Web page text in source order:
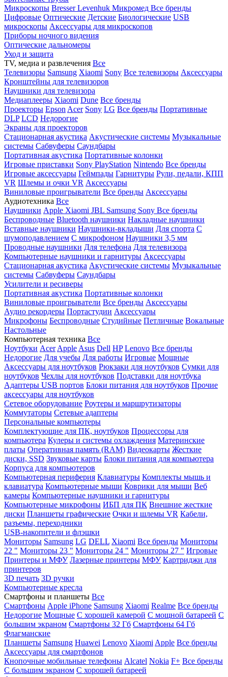
Микроскопы BresserLevenhuk Микромед Все бренды
Цифровые Оптические Детские Биологические USB
микроскопы Аксессуары для микроскопов
Приборы ночного видения
Оптические дальномеры
Уход и защита
TV, медиа и развлечения Все
Телевизоры Samsung Xiaomi Sony Все телевизоры Аксессуары
Кронштейны для телевизоров
Наушники для телевизора
Медиаплееры Xiaomi Dune Все бренды
Проекторы Epson Acer Sony LG Все бренды Портативные
DLP LCD Недорогие
Экраны для проекторов
Стационарная акустика Акустические системы Музыкальные
системы Сабвуферы Саундбары
Портативная акустика Портативные колонки
Игровые приставки Sony PlayStation Nintendo Все бренды
Игровые аксессуары Геймпады Гарнитуры Рули, педали, КПП
VR Шлемы и очки VR Аксессуары
Виниловые проигрыватели Все бренды Аксессуары
Аудиотехника Все
Наушники Apple Xiaomi JBL Samsung Sony Все бренды
Беспроводные Bluetooth наушники Накладные наушники
Вставные наушники Наушники-вкладыши Для спорта С
шумоподавлением С микрофоном Наушники 3,5 мм
Проводные наушники Для телефона Для телевизора
Компьютерные наушники и гарнитуры Аксессуары
Стационарная акустика Акустические системы Музыкальные
системы Сабвуферы Саундбары
Усилители и ресиверы
Портативная акустика Портативные колонки
Виниловые проигрыватели Все бренды Аксессуары
Аудио рекордеры Портастудии Аксессуары
Микрофоны Беспроводные Студийные Петличные Вокальные
Настольные
Компьютерная техника Все
Ноутбуки Acer Apple Asus Dell HP Lenovo Все бренды
Недорогие Для учебы Для работы Игровые Мощные
Аксессуары для ноутбуков Рюкзаки для ноутбуков Сумки для
ноутбуков Чехлы для ноутбуков Подставки для ноутбука
Адаптеры USB портов Блоки питания для ноутбуков Прочие
аксессуары для ноутбуков
Сетевое оборудование Роутеры и маршрутизаторы
Коммутаторы Сетевые адаптеры
Персональные компьютеры
Комплектующие для ПК, ноутбуков Процессоры для
компьютера Кулеры и системы охлаждения Материнские
платы Оперативная память (RAM) Видеокарты Жесткие
диски, SSD Звуковые карты Блоки питания для компьютера
Корпуса для компьютеров
Компьютерная периферия Клавиатуры Комплекты мышь и
клавиатура Компьютерные мыши Коврики для мыши Веб
камеры Компьютерные наушники и гарнитуры
Компьютерные микрофоны ИБП для ПК Внешние жесткие
диски Планшеты графические Очки и шлемы VR Кабели,
разъемы, переходники
USB-накопители и флэшки
Мониторы Samsung LG DELL Xiaomi Все бренды Мониторы
22 " Мониторы 23 " Мониторы 24 " Мониторы 27 " Игровые
Принтеры и МФУ Лазерные принтеры МФУ Картриджи для
принтеров
3D печать 3D ручки
Компьютерные кресла
Смартфоны и планшеты Все
Смартфоны Apple iPhone Samsung Xiaomi Realme Все бренды
Недорогие Мощные С хорошей камерой С мощной батареей С
большим экраном Смартфоны 32 Гб Смартфоны 64 Гб
Флагманские
Планшеты Samsung Huawei Lenovo Xiaomi Apple Все бренды
Аксессуары для смартфонов
Кнопочные мобильные телефоны Alcatel Nokia F+ Все бренды
С большим экраном С хорошей батареей